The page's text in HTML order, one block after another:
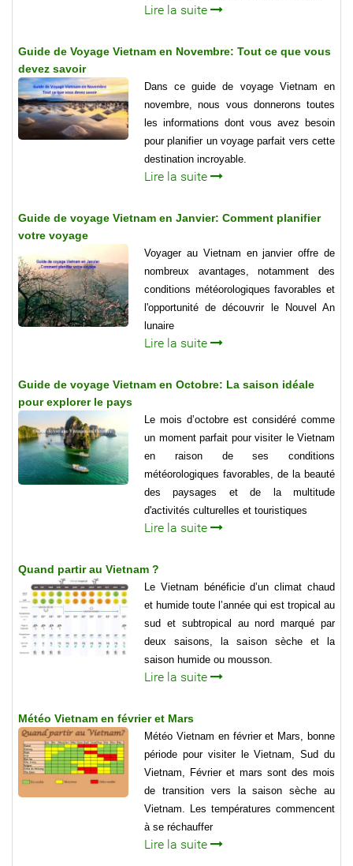
Lire la suite
Guide de Voyage Vietnam en Novembre: Tout ce que vous
devez savoir
Dans ce guide de voyage Vietnam en
novembre, nous vous donnerons toutes
les informations dont vous avez besoin
pour planifier un voyage parfait vers cette
destination incroyable.
Lire la suite
Guide de voyage Vietnam en Janvier: Comment planifier
votre voyage
Voyager au Vietnam en janvier offre de
nombreux avantages, notamment des
conditions météorologiques favorables et
l'opportunité de découvrir le Nouvel An
lunaire
Lire la suite
Guide de voyage Vietnam en Octobre: La saison idéale
pour explorer le pays
Le mois d’octobre est considéré comme
un moment parfait pour visiter le Vietnam
en raison de ses conditions
météorologiques favorables, de la beauté
des paysages et de la multitude
d'activités culturelles et touristiques
Lire la suite
Quand partir au Vietnam ?
Le Vietnam bénéficie d’un climat chaud
et humide toute l’année qui est tropical au
sud et subtropical au nord marqué par
deux saisons, la saison sèche et la
saison humide ou mousson.
Lire la suite
Météo Vietnam en février et Mars
Météo Vietnam en février et Mars, bonne
période pour visiter le Vietnam, Sud du
Vietnam, Février et mars sont des mois
de transition vers la saison sèche au
Vietnam. Les températures commencent
à se réchauffer
Lire la suite